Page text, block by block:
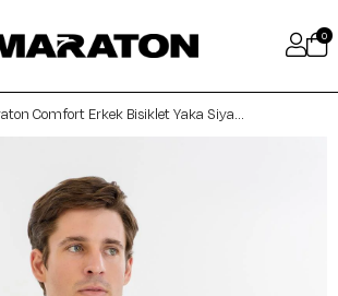
0
Maraton Comfort Erkek Bisiklet Yaka Siyah T-shirt